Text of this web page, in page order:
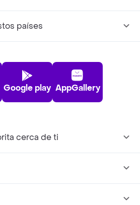
países
Google play AppGallery
cerca de ti